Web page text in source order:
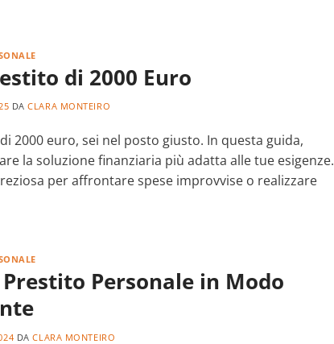
di 2000 Euro
DACLARA MONTEIRO
2000 euro, sei nel posto giusto. In questa guida,
la soluzione finanziaria più adatta alle tue esigenze.
per affrontare spese improvvise o realizzare
Personale in Modo
DACLARA MONTEIRO